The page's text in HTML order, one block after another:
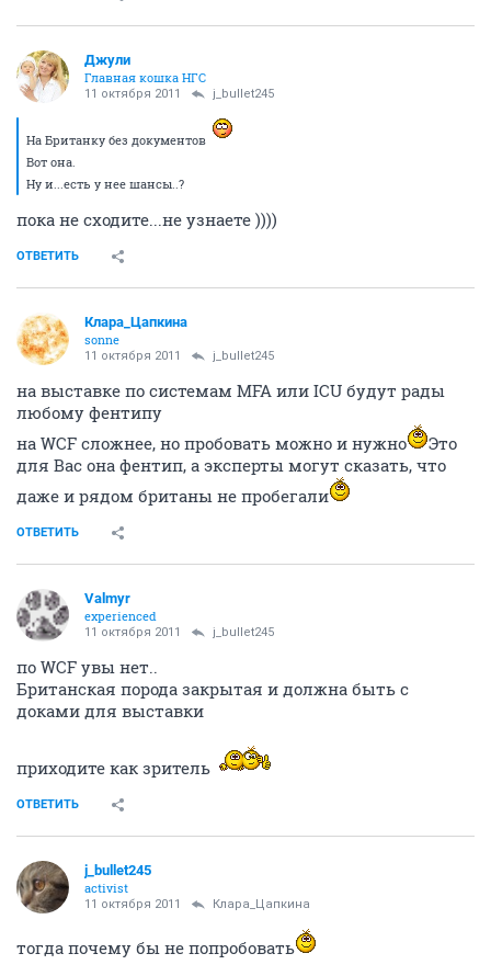
Джули
Главная кошка НГС
11 октября 2011 j_bullet245
На Британку без документов
Вот она.
Ну и...есть у нее шансы..?
пока не сходите...не узнаете ))))
ОТВЕТИТЬ
Клара_Цапкина
sonne
11 октября 2011 j_bullet245
на выставке по системам MFA или ICU будут рады
любому фентипу
на WCF сложнее, но пробовать можно и нужно
Это
для Вас она фентип, а эксперты могут сказать, что
даже и рядом британы не пробегали
ОТВЕТИТЬ
Valmyr
experienced
11 октября 2011 j_bullet245
по WCF увы нет..
Британская порода закрытая и должна быть с
доками для выставки
приходите как зритель
ОТВЕТИТЬ
j_bullet245
activist
11 октября 2011 Клара_Цапкина
тогда почему бы не попробовать